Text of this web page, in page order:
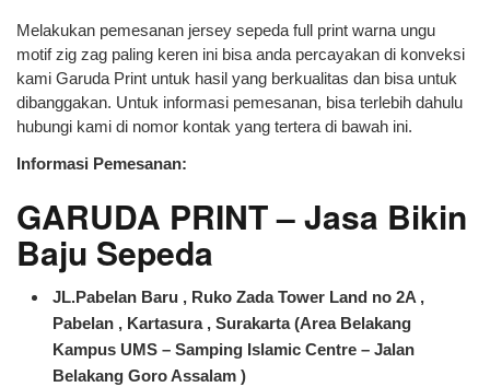
Melakukan pemesanan jersey sepeda full print warna ungu
motif zig zag paling keren ini bisa anda percayakan di konveksi
kami Garuda Print untuk hasil yang berkualitas dan bisa untuk
dibanggakan. Untuk informasi pemesanan, bisa terlebih dahulu
hubungi kami di nomor kontak yang tertera di bawah ini.
Informasi Pemesanan:
GARUDA PRINT – Jasa Bikin
Baju Sepeda
JL.Pabelan Baru , Ruko Zada Tower Land no 2A ,
Pabelan , Kartasura , Surakarta (Area Belakang
Kampus UMS – Samping Islamic Centre – Jalan
Belakang Goro Assalam )